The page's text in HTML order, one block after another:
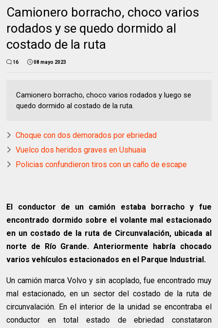
Camionero borracho, choco varios
rodados y se quedo dormido al
costado de la ruta
16 08 mayo 2023
Camionero borracho, choco varios rodados y luego se
quedo dormido al costado de la ruta.
Choque con dos demorados por ebriedad
Vuelco dos heridos graves en Ushuaia
Policias confundieron tiros con un caño de escape
El conductor de un camión estaba borracho y fue
encontrado dormido sobre el volante mal estacionado
en un costado de la ruta de Circunvalación, ubicada al
norte de Río Grande. Anteriormente habría chocado
varios vehículos estacionados en el Parque Industrial.
Un camión marca Volvo y sin acoplado, fue encontrado muy
mal estacionado, en un sector del costado de la ruta de
circunvalación. En el interior de la unidad se encontraba el
conductor en total estado de ebriedad constataron